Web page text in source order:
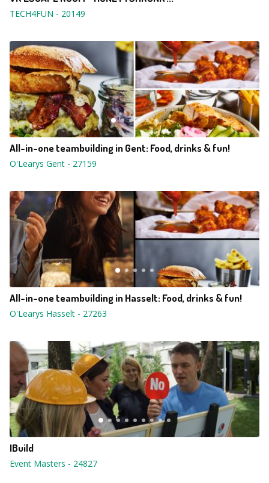
TECH4FUN - 20149
All-in-one teambuilding in Gent: Food, drinks & fun!
O'Learys Gent - 27159
All-in-one teambuilding in Hasselt: Food, drinks & fun!
O'Learys Hasselt - 27263
IBuild
Event Masters - 24827